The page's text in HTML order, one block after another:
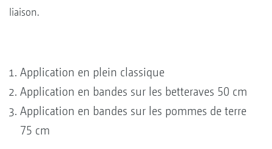
liaison.
Application en plein classique
Application en bandes sur les betteraves 50 cm
Application en bandes sur les pommes de terre
75 cm